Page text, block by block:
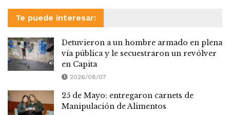
Te puede interesar:
Detuvieron a un hombre armado en plena
vía pública y le secuestraron un revólver
en Capita
2026/08/07
25 de Mayo: entregaron carnets de
Manipulación de Alimentos